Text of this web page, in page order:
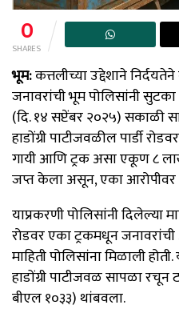
0
SHARES
भूम:कत्तलीच्या उद्देशाने
जनावरांची भूम पोलिसांनी
(दि. १४ सप्टेंबर २०२५) सकाळी
हाडोंग्री पाटीजवळील पार्डी
गायी आणि ट्रक असा एकूण ८
जप्त केला असून, एका
याप्रकरणी पोलिसांनी दिलेल्या
रोडवर एका ट्रकमधून
माहिती पोलिसांना मिळाली
हाडोंग्री पाटीजवळ सापळा
बीएल १०३३) थांबवला.